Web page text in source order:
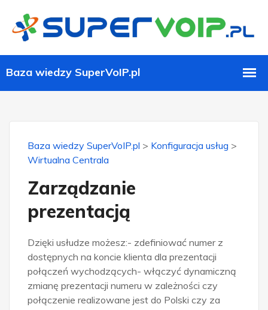
Baza wiedzy SuperVoIP.pl > Konfiguracja usług >
Wirtualna Centrala
Zarządzanie
prezentacją
Dzięki usłudze możesz:- zdefiniować numer z
dostępnych na koncie klienta dla prezentacji
połączeń wychodzących- włączyć dynamiczną
zmianę prezentacji numeru w zależności czy
połączenie realizowane jest do Polski czy za